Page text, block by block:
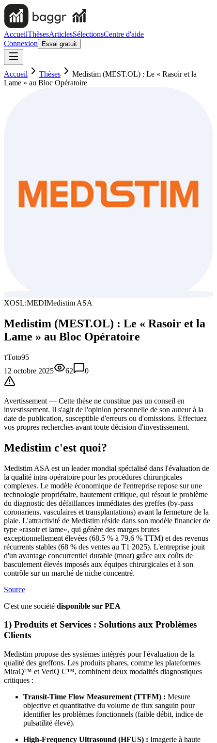
AccueilThèsesArticlesSélectionsCentre d'aide
Connexion
Essai gratuit
Accueil Thèses
Medistim (MEST.OL) : Le « Rasoir et la
Lame » au Bloc Opératoire
XOSL:MEDIMedistim ASA
Medistim (MEST.OL) : Le « Rasoir et la
Lame » au Bloc Opératoire
TToto95
12 octobre 2025
62 0
Avertissement — Cette thèse ne constitue pas un conseil en
investissement. Il s'agit de l'opinion personnelle de son auteur à la
date de publication, susceptible d'erreurs ou d'omissions. Effectuez
vos propres recherches avant toute décision d'investissement.
Medistim c'est quoi?
Medistim ASA est un leader mondial spécialisé dans l'évaluation de
la qualité intra-opératoire pour les procédures chirurgicales
complexes. Le modèle économique de l'entreprise repose sur une
technologie propriétaire, hautement critique, qui résout le problème
du diagnostic des défaillances immédiates des greffes (by-pass
coronariens, vasculaires et transplantations) avant la fermeture de la
plaie. L'attractivité de Medistim réside dans son modèle financier de
type «rasoir et lame», qui génère des marges brutes
exceptionnellement élevées (68,5 % à 79,6 % TTM) et des revenus
récurrents stables (68 % des ventes au T1 2025). L'entreprise jouit
d'un avantage concurrentiel durable (moat) grâce aux coûts de
basculement élevés imposés aux équipes chirurgicales et à son
contrôle sur un marché de niche concentré.
Source
C'est une société disponible sur PEA
1) Produits et Services : Solutions aux Problèmes
Clients
Medistim propose des systèmes intégrés pour l'évaluation de la
qualité des greffons. Les produits phares, comme les plateformes
MiraQ™ et VeriQ C™, combinent deux modalités diagnostiques
critiques :
Transit-Time Flow Measurement (TTFM) : Mesure
objective et quantitative du volume de flux sanguin pour
identifier les problèmes fonctionnels (faible débit, indice de
pulsatilité élevé).
High-Frequency Ultrasound (HFUS) : Imagerie à haute